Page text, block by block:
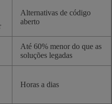
Alternativas de código
aberto
Até 60% menor do que as
soluções legadas
Horas a dias